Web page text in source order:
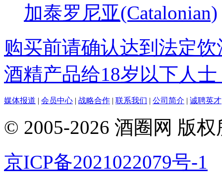
加泰罗尼亚(Catalonian)
购买前请确认达到法定
酒精产品给18岁以下人士
媒体报道 | 会员中心 | 战略合作 | 联系我们 | 公司简介 | 诚聘英才
© 2005-2026 酒圈网 版
京ICP备2021022079号-1